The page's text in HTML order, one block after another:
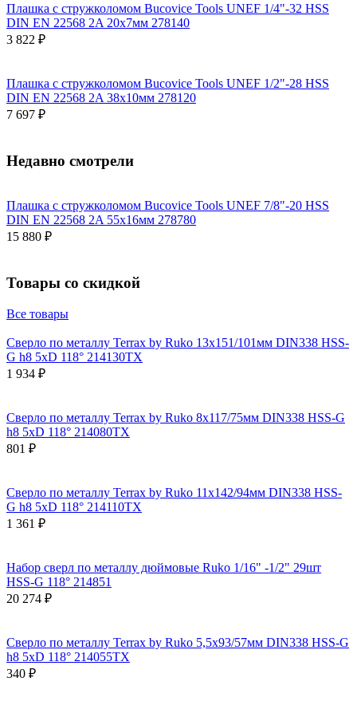
Плашка с стружколомом Bucovice Tools UNEF 1/4"-32 HSS
DIN EN 22568 2A 20x7мм 278140
3 822 ₽
Плашка с стружколомом Bucovice Tools UNEF 1/2"-28 HSS
DIN EN 22568 2A 38x10мм 278120
7 697 ₽
Недавно смотрели
Плашка с стружколомом Bucovice Tools UNEF 7/8"-20 HSS
DIN EN 22568 2A 55x16мм 278780
15 880 ₽
Товары со скидкой
Все товары
Сверло по металлу Terrax by Ruko 13x151/101мм DIN338 HSS-
G h8 5xD 118° 214130TX
1 934 ₽
Сверло по металлу Terrax by Ruko 8x117/75мм DIN338 HSS-G
h8 5xD 118° 214080TX
801 ₽
Сверло по металлу Terrax by Ruko 11x142/94мм DIN338 HSS-
G h8 5xD 118° 214110TX
1 361 ₽
Набор сверл по металлу дюймовые Ruko 1/16" -1/2" 29шт
HSS-G 118° 214851
20 274 ₽
Сверло по металлу Terrax by Ruko 5,5x93/57мм DIN338 HSS-G
h8 5xD 118° 214055TX
340 ₽